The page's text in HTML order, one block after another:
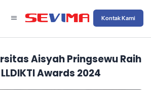
Kontak Kami
Aisyah Pringsewu Raih
Awards 2024